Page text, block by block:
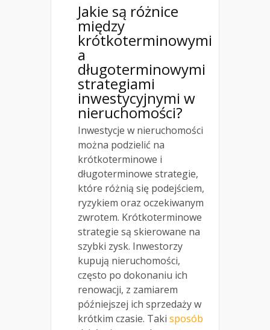
Jakie są różnice
między
krótkoterminowymi
a
długoterminowymi
strategiami
inwestycyjnymi w
nieruchomości?
Inwestycje w nieruchomości
można podzielić na
krótkoterminowe i
długoterminowe strategie,
które różnią się podejściem,
ryzykiem oraz oczekiwanym
zwrotem. Krótkoterminowe
strategie są skierowane na
szybki zysk. Inwestorzy
kupują nieruchomości,
często po dokonaniu ich
renowacji, z zamiarem
późniejszej ich sprzedaży w
krótkim czasie. Taki sposób